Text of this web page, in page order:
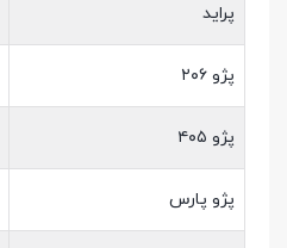
پراید
پژو ۲۰۶
پژو ۴۰۵
پژو پارس